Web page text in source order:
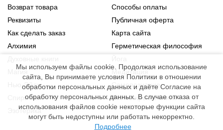
Возврат товара
Способы оплаты
Реквизиты
Публичная оферта
Как сделать заказ
Карта сайта
Алхимия
Герметическая философия
Магия
Медитация
Нью-Эйдж
Самопознание
Спиритизм
Философские книги
Эзотерика
Мы используем файлы cookie. Продолжая использование
сайта, Вы принимаете условия Политики в отношении
обработки персональных данных и даёте Согласие на
обработку персональных данных. В случае отказа от
использования файлов cookie некоторые функции сайта
могут быть недоступны или работать некорректно.
Подробнее